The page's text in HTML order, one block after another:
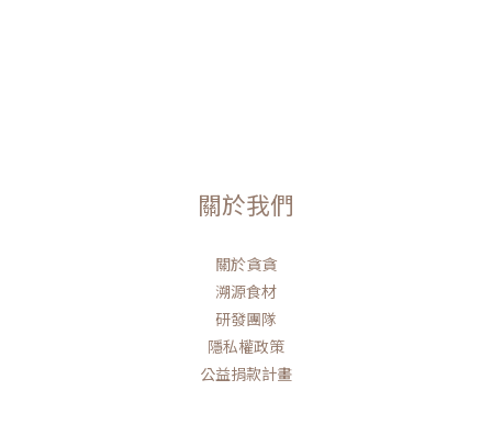
關於我們
關於貪貪
溯源食材
研發團隊
隱私權政策
公益捐款計畫